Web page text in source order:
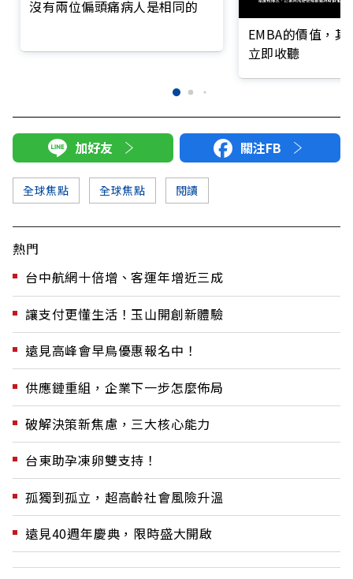
沒有兩位偏頭痛病人是相同的
EMBA的價值，
立即收聽
加好友 關注FB
全球焦點 全球焦點 閱讀
熱門
台中航網十倍增、客運年增近三成
讓支付更懂生活！玉山開創新體驗
遠見高峰會早鳥優惠報名中！
供應鏈重組，企業下一步怎麼佈局
破解決策新焦慮，三大核心能力
台東助孕凍卵雙支持！
孤獨到孤立，超高齡社會風險升溫
遠見40週年慶典，限時盛大開啟